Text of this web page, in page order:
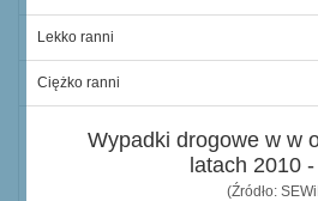
Lekko ranni
Ciężko ranni
Wypadki drogowe w w
latach 2010
(Źródło: